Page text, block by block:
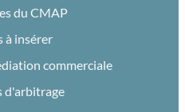
du CMAP
à insérer
commerciale
d'arbitrage